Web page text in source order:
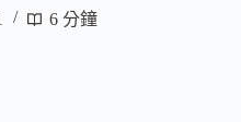
6 分鐘